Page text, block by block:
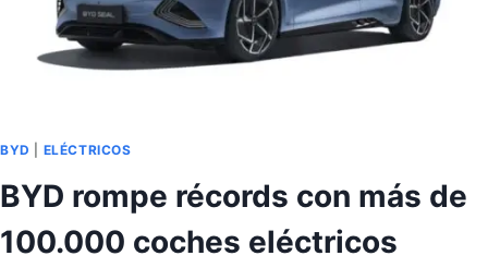
BYD ELÉCTRICOS
BYD rompe récords con más de
100.000 coches eléctricos